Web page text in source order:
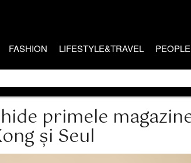
FASHION LIFESTYLE&TRAVEL PEOPLE
primele
și Seul